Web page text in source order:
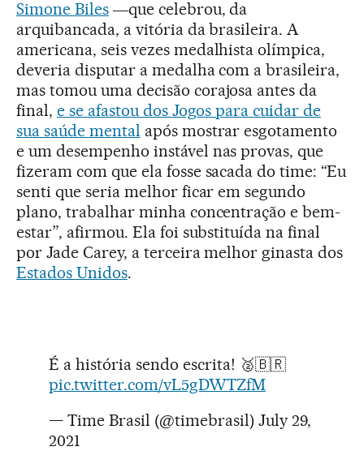
Simone Biles―que celebrou, da
arquibancada, a vitória da brasileira. A
americana, seis vezes medalhista olímpica,
deveria disputar a medalha com a brasileira,
mas tomou uma decisão corajosa antes da
final, e se afastou dos Jogos para cuidar de
sua saúde mental após mostrar esgotamento
e um desempenho instável nas provas, que
fizeram com que ela fosse sacada do time: “Eu
senti que seria melhor ficar em segundo
plano, trabalhar minha concentração e bem-
estar”, afirmou. Ela foi substituída na final
por Jade Carey, a terceira melhor ginasta dos
Estados Unidos.
É a história sendo escrita! 🥈🇧🇷
pic.twitter.com/vL5gDWTZfM
— Time Brasil (@timebrasil) July 29,
2021